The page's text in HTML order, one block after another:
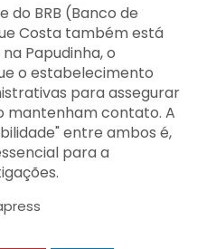
do BRB (Banco de
Costa também está
Papudinha, o
o estabelecimento
para assegurar
mantenham contato. A
entre ambos é,
para a